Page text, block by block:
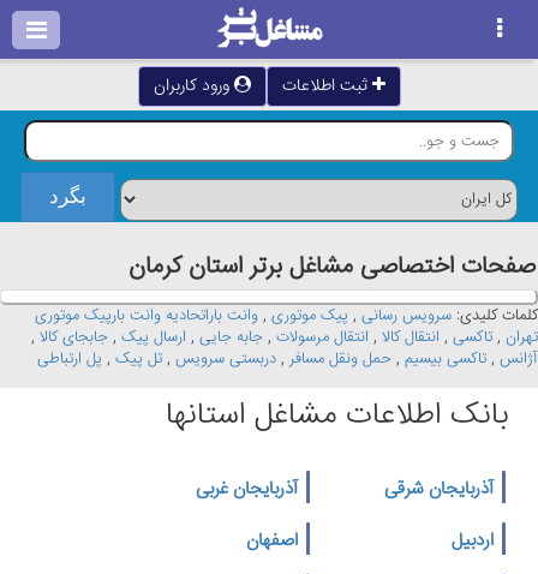
ثبت اطلاعات ورود کاربران
صفحات اختصاصی مشاغل برتر استان كرمان
کلمات کلیدی: سرویس رسانی , پیک موتوری , وانت باراتحادیه وانت بارپیک موتوری
تهران , تاکسی , انتقال کالا , انتقال مرسولات , جابه جایی , ارسال پیک , جابجای کالا ,
آژانس , تاکسی بیسیم , حمل ونقل مسافر , دربستی سرویس , تل پیک , پل ارتباطی
بانک اطلاعات مشاغل استانها
آذربایجان شرقی
آذربایجان غربی
اردبیل
اصفهان